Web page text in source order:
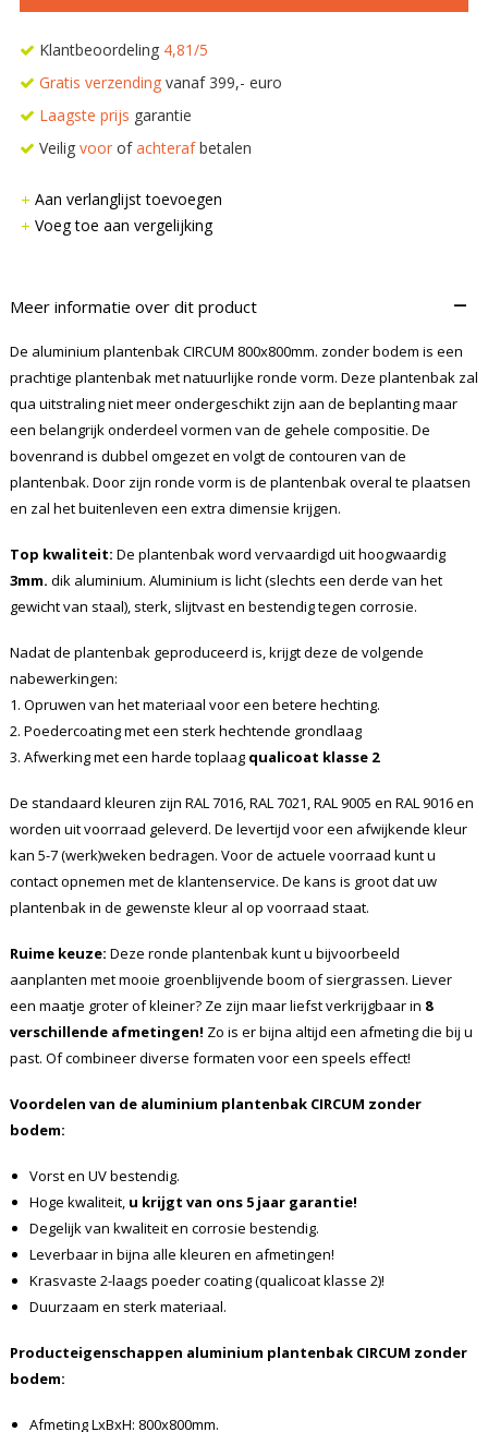
Klantbeoordeling 4,81/5
Gratis verzendingvanaf 399,- euro
Laagste prijs garantie
Veilig voorofachterafbetalen
Aan verlanglijst toevoegen
Voeg toe aan vergelijking
Meer informatie over dit product –
De aluminium plantenbak CIRCUM 800x800mm. zonder bodem is een
prachtige plantenbak met natuurlijke ronde vorm. Deze plantenbak zal
qua uitstraling niet meer ondergeschikt zijn aan de beplanting maar
een belangrijk onderdeel vormen van de gehele compositie. De
bovenrand is dubbel omgezet en volgt de contouren van de
plantenbak. Door zijn ronde vorm is de plantenbak overal te plaatsen
en zal het buitenleven een extra dimensie krijgen.
Top kwaliteit: De plantenbak word vervaardigd uit hoogwaardig
3mm. dik aluminium. Aluminium is licht (slechts een derde van het
gewicht van staal), sterk, slijtvast en bestendig tegen corrosie.
Nadat de plantenbak geproduceerd is, krijgt deze de volgende
nabewerkingen:
1. Opruwen van het materiaal voor een betere hechting.
2. Poedercoating met een sterk hechtende grondlaag
3. Afwerking met een harde toplaag qualicoat klasse 2
De standaard kleuren zijn RAL 7016, RAL 7021, RAL 9005 en RAL 9016 en
worden uit voorraad geleverd. De levertijd voor een afwijkende kleur
kan 5-7 (werk)weken bedragen. Voor de actuele voorraad kunt u
contact opnemen met de klantenservice. De kans is groot dat uw
plantenbak in de gewenste kleur al op voorraad staat.
Ruime keuze: Deze ronde plantenbak kunt u bijvoorbeeld
aanplanten met mooie groenblijvende boom of siergrassen. Liever
een maatje groter of kleiner? Ze zijn maar liefst verkrijgbaar in 8
verschillende afmetingen! Zo is er bijna altijd een afmeting die bij u
past. Of combineer diverse formaten voor een speels effect!
Voordelen van de aluminium plantenbak CIRCUM zonder
bodem:
Vorst en UV bestendig.
Hoge kwaliteit, u krijgt van ons 5 jaar garantie!
Degelijk van kwaliteit en corrosie bestendig.
Leverbaar in bijna alle kleuren en afmetingen!
Krasvaste 2-laags poeder coating (qualicoat klasse 2)!
Duurzaam en sterk materiaal.
Producteigenschappen aluminium plantenbak CIRCUM zonder
bodem:
Afmeting LxBxH: 800x800mm.